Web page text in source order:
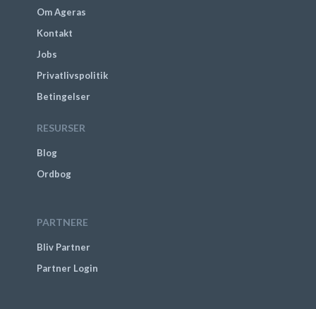
Om Ageras
Kontakt
Jobs
Privatlivspolitik
Betingelser
RESURSER
Blog
Ordbog
PARTNERE
Bliv Partner
Partner Login